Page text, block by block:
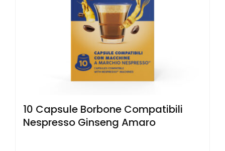
10 Capsule Borbone Compatibili
Nespresso Ginseng Amaro